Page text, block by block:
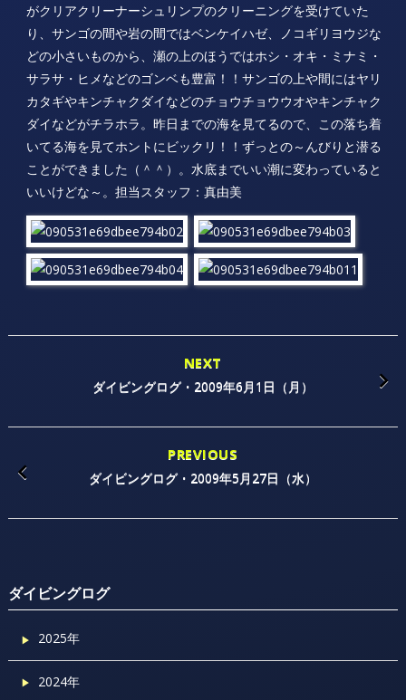
がクリアクリーナーシュリンプのクリーニングを受けていた
り、サンゴの間や岩の間ではベンケイハゼ、ノコギリヨウジな
どの小さいものから、瀬の上のほうではホシ・オキ・ミナミ・
サラサ・ヒメなどのゴンベも豊富！！サンゴの上や間にはヤリ
カタギやキンチャクダイなどのチョウチョウウオやキンチャク
ダイなどがチラホラ。昨日までの海を見てるので、この落ち着
いてる海を見てホントにビックリ！！ずっとの～んびりと潜る
ことができました（＾＾）。水底までいい潮に変わっていると
いいけどな～。担当スタッフ：真由美
NEXT
ダイビングログ・2009年6月1日（月）
PREVIOUS
ダイビングログ・2009年5月27日（水）
ダイビングログ
2025年
2024年